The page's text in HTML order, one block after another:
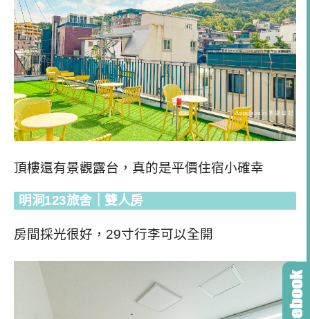
頂樓還有景觀露台，真的是平價住宿小確幸
明洞123旅舍｜雙人房
房間採光很好，29寸行李可以全開